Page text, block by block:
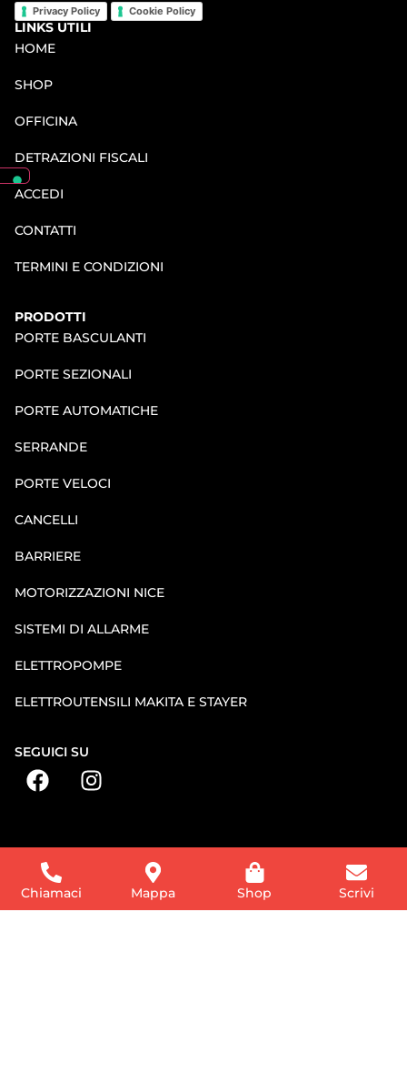
Privacy Policy Cookie Policy
LINKS UTILI
HOME
SHOP
OFFICINA
DETRAZIONI FISCALI
ACCEDI
CONTATTI
TERMINI E CONDIZIONI
PRODOTTI
PORTE BASCULANTI
PORTE SEZIONALI
PORTE AUTOMATICHE
SERRANDE
PORTE VELOCI
CANCELLI
BARRIERE
MOTORIZZAZIONI NICE
SISTEMI DI ALLARME
ELETTROPOMPE
ELETTROUTENSILI MAKITA E STAYER
SEGUICI SU
Chiamaci Mappa Shop Scrivi